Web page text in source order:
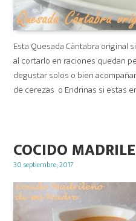
Esta Quesada Cántabra original
al cortarlo en raciones quedan
degustar solos o bien
de cerezas o Endrinas si estas
COCIDO
Posted
30 septiembre, 2017